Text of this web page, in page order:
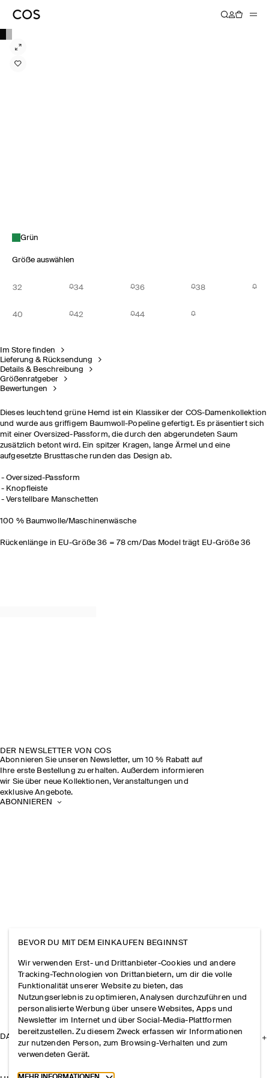
Grün
Größe auswählen
32 34 36 38
40 42 44
Im Store finden
Lieferung & Rücksendung
Details & Beschreibung
Größenratgeber
Bewertungen
Dieses leuchtend grüne Hemd ist ein Klassiker der COS-Damenkollektion
und wurde aus griffigem Baumwoll-Popeline gefertigt. Es präsentiert sich
mit einer Oversized-Passform, die durch den abgerundeten Saum
zusätzlich betont wird. Ein spitzer Kragen, lange Ärmel und eine
aufgesetzte Brusttasche runden das Design ab.
Oversized-Passform
Knopfleiste
Verstellbare Manschetten
100 % Baumwolle/Maschinenwäsche
Rückenlänge in EU-Größe 36 = 78 cm/Das Model trägt EU-Größe 36
DER NEWSLETTER VON COS
Abonnieren Sie unseren Newsletter, um 10 % Rabatt auf
Ihre erste Bestellung zu erhalten. Außerdem informieren
wir Sie über neue Kollektionen, Veranstaltungen und
exklusive Angebote.
ABONNIEREN
DAS UNTERNEHMEN
BEVOR DU MIT DEM EINKAUFEN BEGINNST
Wir verwenden Erst- und Drittanbieter-Cookies und andere
Tracking-Technologien von Drittanbietern, um dir die volle
Funktionalität unserer Website zu bieten, das
Nutzungserlebnis zu optimieren, Analysen durchzuführen und
personalisierte Werbung über unsere Websites, Apps und
Newsletter im Internet und über Social-Media-Plattformen
bereitzustellen. Zu diesem Zweck erfassen wir Informationen
zur nutzenden Person, zum Browsing-Verhalten und zum
verwendeten Gerät.